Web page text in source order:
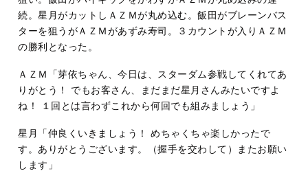
続。星月がカットしＡＺＭが丸め込む。飯田がブレーンバス
ターを狙うがＡＺＭがあずみ寿司。３カウントが入りＡＺＭ
の勝利となった。
ＡＺＭ「芽依ちゃん、今日は、スターダム参戦してくれてあ
りがとう！ でもお客さん、まだまだ星月さんみたいですよ
ね！ １回とは言わずこれから何回でも組みましょう」
星月「仲良くいきましょう！ めちゃくちゃ楽しかったで
す。ありがとうございます。（握手を交わして）またお願い
します」